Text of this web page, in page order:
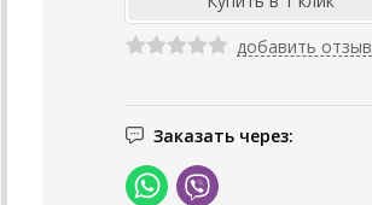
добавить отзыв
Заказать через: